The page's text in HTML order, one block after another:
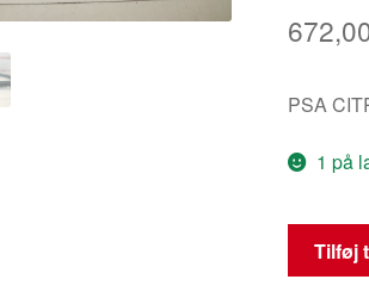
PSA
1 på
Panel
Tilføj